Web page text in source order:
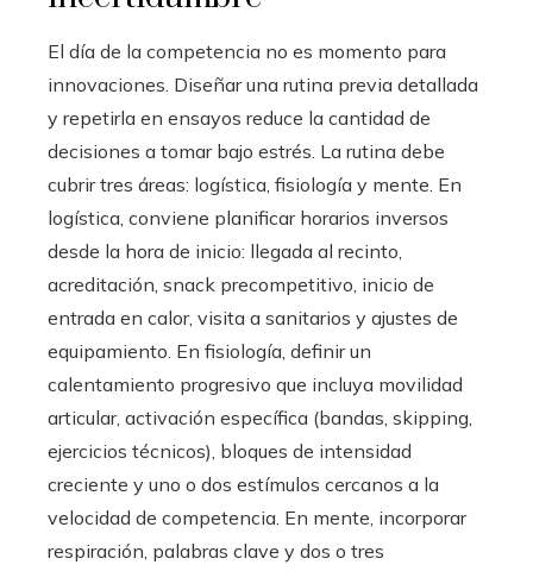
El día de la competencia no es momento para
innovaciones. Diseñar una rutina previa detallada
y repetirla en ensayos reduce la cantidad de
decisiones a tomar bajo estrés. La rutina debe
cubrir tres áreas: logística, fisiología y mente. En
logística, conviene planificar horarios inversos
desde la hora de inicio: llegada al recinto,
acreditación, snack precompetitivo, inicio de
entrada en calor, visita a sanitarios y ajustes de
equipamiento. En fisiología, definir un
calentamiento progresivo que incluya movilidad
articular, activación específica (bandas, skipping,
ejercicios técnicos), bloques de intensidad
creciente y uno o dos estímulos cercanos a la
velocidad de competencia. En mente, incorporar
respiración, palabras clave y dos o tres